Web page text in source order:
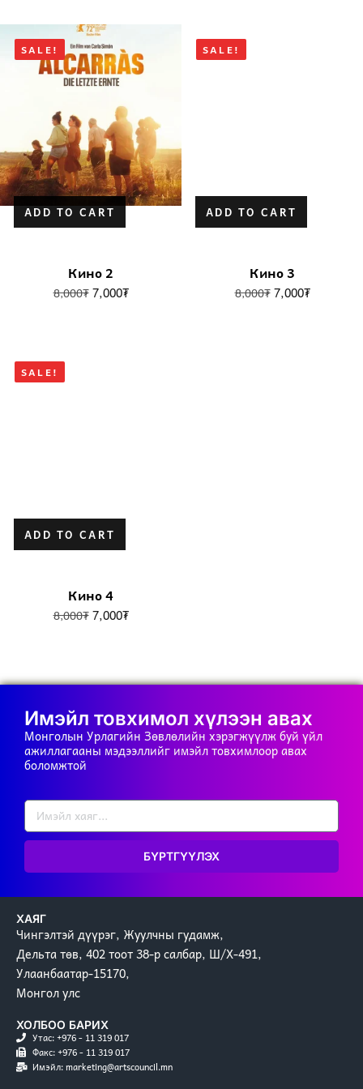
SALE!
ADD TO CART
Кино 2
8,000₮ 7,000₮
SALE!
ADD TO CART
Кино 3
8,000₮ 7,000₮
SALE!
ADD TO CART
Кино 4
8,000₮ 7,000₮
Имэйл товхимол хүлээн авах
Монголын Урлагийн Зөвлөлийн хэрэгжүүлж буй үйл
ажиллагааны мэдээллийг имэйл товхимлоор авах
боломжтой
БҮРТГҮҮЛЭХ
ХАЯГ
Чингэлтэй дүүрэг, Жуулчны гудамж,
Дельта төв, 402 тоот 38-р салбар, Ш/Х-491,
Улаанбаатар-15170,
Монгол улс
ХОЛБОО БАРИХ
Утас: +976 - 11 319 017
Факс: +976 - 11 319 017
Имэйл: marketing@artscouncil.mn